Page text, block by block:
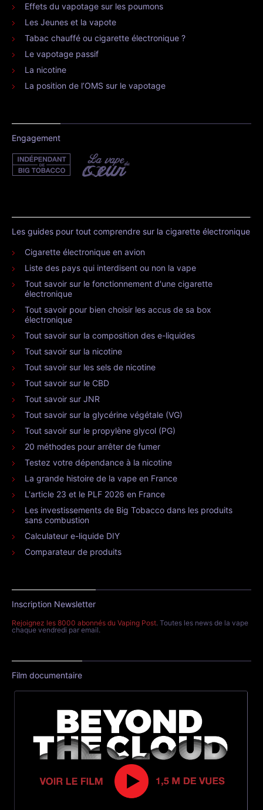
Effets du vapotage sur les poumons
Les Jeunes et la vapote
Tabac chauffé ou cigarette électronique ?
Le vapotage passif
La nicotine
La position de l’OMS sur le vapotage
Engagement
Les guides pour tout comprendre sur la cigarette électronique
Cigarette électronique en avion
Liste des pays qui interdisent ou non la vape
Tout savoir sur le fonctionnement d'une cigarette
électronique
Tout savoir pour bien choisir les accus de sa box
électronique
Tout savoir sur la composition des e-liquides
Tout savoir sur la nicotine
Tout savoir sur les sels de nicotine
Tout savoir sur le CBD
Tout savoir sur JNR
Tout savoir sur la glycérine végétale (VG)
Tout savoir sur le propylène glycol (PG)
20 méthodes pour arrêter de fumer
Testez votre dépendance à la nicotine
La grande histoire de la vape en France
L'article 23 et le PLF 2026 en France
Les investissements de Big Tobacco dans les produits
sans combustion
Calculateur e-liquide DIY
Comparateur de produits
Inscription Newsletter
Rejoignez les 8000 abonnés du Vaping Post. Toutes les news de la vape
chaque vendredi par email.
Film documentaire